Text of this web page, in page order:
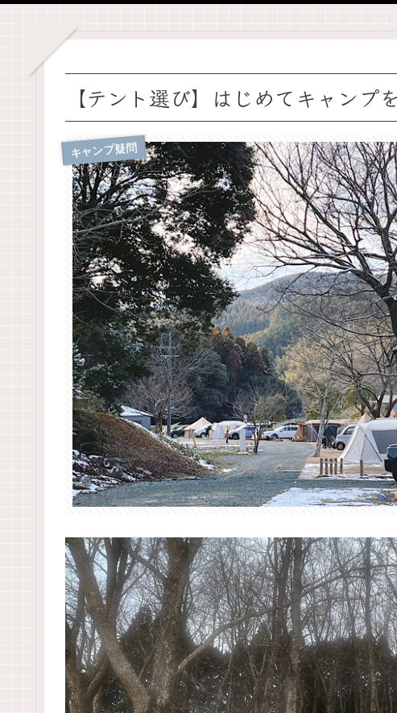
【テント選び】はじめてキャンプ
キャンプ疑問